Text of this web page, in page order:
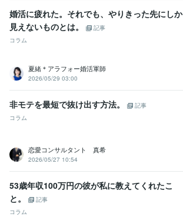
婚活に疲れた。それでも、やりきった先にしか
見えないものとは。
記事
コラム
夏緒＊アラフォー婚活軍師
2026/05/29 03:00
非モテを最短で抜け出す方法。
記事
コラム
恋愛コンサルタント 真希
2026/05/27 10:54
53歳年収100万円の彼が私に教えてくれたこ
と。
記事
コラム